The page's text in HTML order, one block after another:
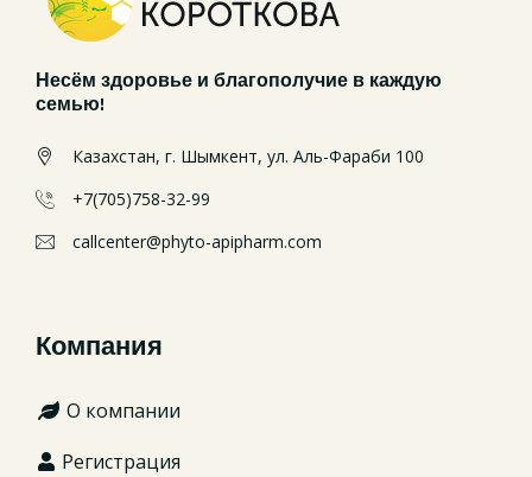
Несём здоровье и благополучие в каждую
семью!
Казахстан, г. Шымкент, ул. Аль-Фараби 100
+7(705)758-32-99
callcenter@phyto-apipharm.com
Компания
О компании
Регистрация